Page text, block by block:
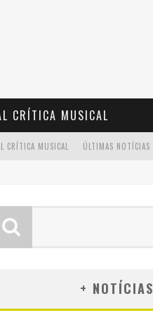
CRÍTICA MUSICAL
ÚLTIMAS NOTÍCIAS
CRÍTICA MUSICAL
+ NOTÍCIAS